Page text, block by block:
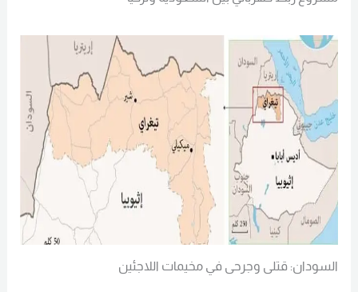
السودان: قتلى وجرحى في مخيمات اللاجئين